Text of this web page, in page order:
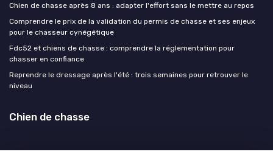
Chien de chasse après 8 ans : adapter l'effort sans le mettre au repos
Comprendre le prix de la validation du permis de chasse et ses enjeux
pour le chasseur cynégétique
Fdc52 et chiens de chasse : comprendre la réglementation pour
chasser en confiance
Reprendre le dressage après l'été : trois semaines pour retrouver le
niveau
Chien de chasse